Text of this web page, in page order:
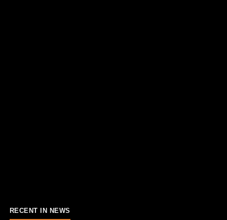
RECENT IN NEWS